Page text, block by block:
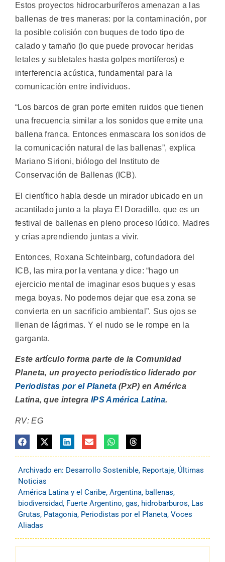
Estos proyectos hidrocarburíferos amenazan a las
ballenas de tres maneras: por la contaminación, por
la posible colisión con buques de todo tipo de
calado y tamaño (lo que puede provocar heridas
letales y subletales hasta golpes mortíferos) e
interferencia acústica, fundamental para la
comunicación entre individuos.
“Los barcos de gran porte emiten ruidos que tienen
una frecuencia similar a los sonidos que emite una
ballena franca. Entonces enmascara los sonidos de
la comunicación natural de las ballenas”, explica
Mariano Sirioni, biólogo del Instituto de
Conservación de Ballenas (ICB).
El científico habla desde un mirador ubicado en un
acantilado junto a la playa El Doradillo, que es un
festival de ballenas en pleno proceso lúdico. Madres
y crías aprendiendo juntas a vivir.
Entonces, Roxana Schteinbarg, cofundadora del
ICB, las mira por la ventana y dice: “hago un
ejercicio mental de imaginar esos buques y esas
mega boyas. No podemos dejar que esa zona se
convierta en un sacrificio ambiental”. Sus ojos se
llenan de lágrimas. Y el nudo se le rompe en la
garganta.
Este artículo forma parte de la Comunidad
Planeta, un proyecto periodístico liderado por
Periodistas por el Planeta(PxP) en América
Latina, que integraIPS América Latina.
RV: EG
Archivado en: Desarrollo Sostenible, Reportaje, Últimas
Noticias
América Latina y el Caribe, Argentina, ballenas,
biodiversidad, Fuerte Argentino, gas, hidrobarburos, Las
Grutas, Patagonia, Periodistas por el Planeta, Voces
Aliadas